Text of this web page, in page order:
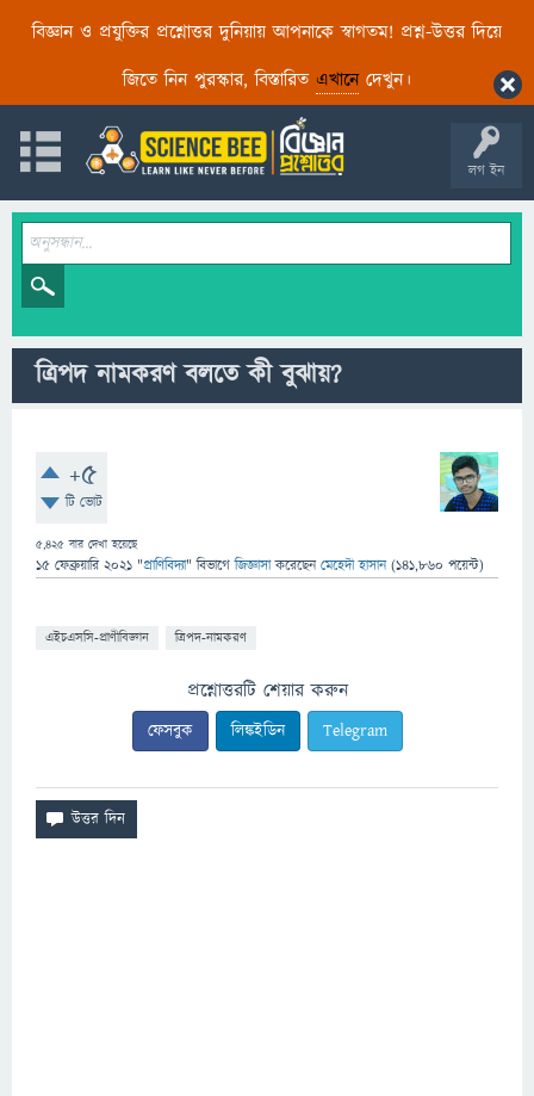
বিজ্ঞান ও প্রযুক্তির প্রশ্নোত্তর দুনিয়ায় আপনাকে স্বাগতম! প্রশ্ন-উত্তর দিয়ে
জিতে নিন পুরস্কার, বিস্তারিত এখানেদেখুন।
লগ ইন
ত্রিপদ নামকরণ বলতে কী বুঝায়?
+5
টি ভোট
5,425 বার দেখা হয়েছে
15 ফেব্রুয়ারি 2021 "প্রাণিবিদ্যা" বিভাগে জিজ্ঞাসাকরেছেনমেহেদী হাসান (141,860 পয়েন্ট)
এইচএসসি-প্রাণীবিজ্ঞান ত্রিপদ-নামকরণ
প্রশ্নোত্তরটি শেয়ার করুন
ফেসবুক লিঙ্কইডিন Telegram